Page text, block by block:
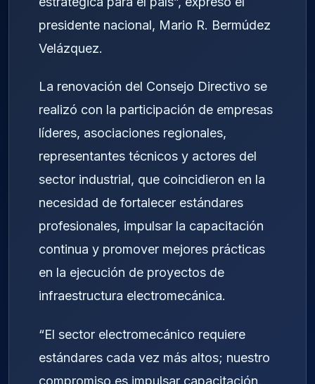
presidente nacional, Mario R. Bermúdez
Velázquez.
La renovación del Consejo Directivo se
realizó con la participación de empresas
líderes, asociaciones regionales,
representantes técnicos y actores del
sector industrial, que coincidieron en la
necesidad de fortalecer estándares
profesionales, impulsar la capacitación
continua y promover mejores prácticas
en la ejecución de proyectos de
infraestructura electromecánica.
“El sector electromecánico requiere
estándares cada vez más altos; nuestro
compromiso es impulsar capacitación,